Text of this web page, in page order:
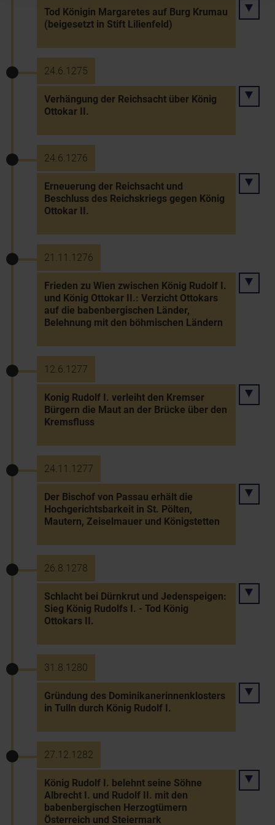
Tod Königin Margaretes auf Burg Krumau
(beigesetzt in Stift Lilienfeld)
24.6.1275
Verhängung der Reichsacht über König
Ottokar II.
24.6.1276
Erneuerung der Reichsacht und
Beschluss des Reichskriegs gegen König
Ottokar II.
21.11.1276
Frieden zu Wien zwischen König Rudolf I.
und König Ottokar II.: Verzicht Ottokars
auf die babenbergischen Länder,
Belehnung mit den böhmischen Ländern
12.6.1277
Konig Rudolf I. verleiht den Kremser
Bürgern die Maut an der Brücke über den
Kremsfluss
24.11.1277
Der Bischof von Passau erhält die
Hochgerichtsbarkeit in St. Pölten,
Mautern, Zeiselmauer und Königstetten
26.8.1278
Schlacht bei Dürnkrut und Jedenspeigen:
Sieg König Rudolfs I. - Tod König
Ottokars II.
31.8.1280
Gründung des Dominikanerinnenklosters
in Tulln durch König Rudolf I.
27.12.1282
König Rudolf I. belehnt seine Söhne
Albrecht I. und Rudolf II. mit den
babenbergischen Herzogtümern
Österreich und Steiermark